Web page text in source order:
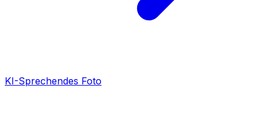
KI-Sprechendes Foto